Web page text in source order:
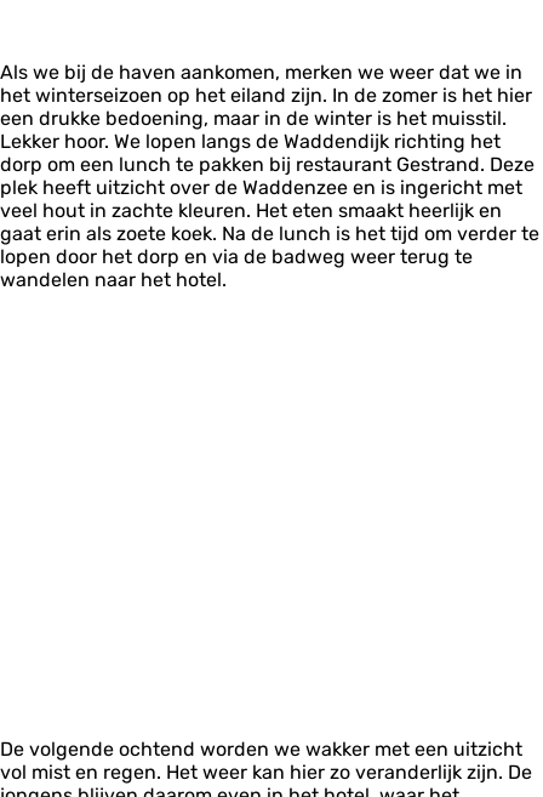
Als we bij de haven aankomen, merken we weer dat we in
het winterseizoen op het eiland zijn. In de zomer is het hier
een drukke bedoening, maar in de winter is het muisstil.
Lekker hoor. We lopen langs de Waddendijk richting het
dorp om een lunch te pakken bij restaurant Gestrand. Deze
plek heeft uitzicht over de Waddenzee en is ingericht met
veel hout in zachte kleuren. Het eten smaakt heerlijk en
gaat erin als zoete koek. Na de lunch is het tijd om verder te
lopen door het dorp en via de badweg weer terug te
wandelen naar het hotel.
De volgende ochtend worden we wakker met een uitzicht
vol mist en regen. Het weer kan hier zo veranderlijk zijn. De